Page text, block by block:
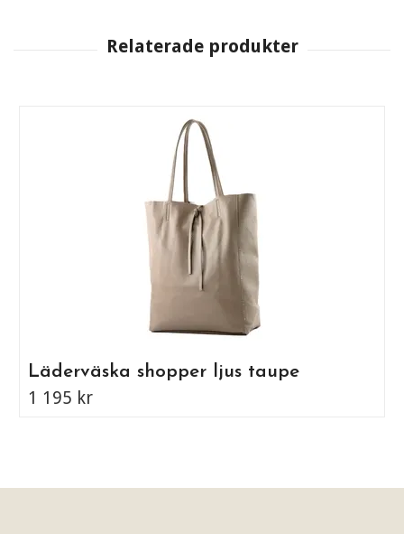
Läderväska shopper ljus taupe
1 195 kr